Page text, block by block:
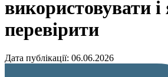
використовувати і
перевірити
Дата публікації: 06.06.2026